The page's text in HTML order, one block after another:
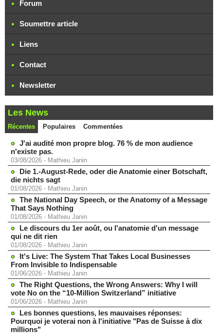
Forum
Soumettre article
Liens
Contact
Newsletter
Les News
Récentes Populaires Commentées
J'ai audité mon propre blog. 76 % de mon audience
n'existe pas.
03/08/2026 - Mathieu Janin
Die 1.-August-Rede, oder die Anatomie einer Botschaft,
die nichts sagt
01/08/2026 - Mathieu Janin
The National Day Speech, or the Anatomy of a Message
That Says Nothing
01/08/2026 - Mathieu Janin
Le discours du 1er août, ou l'anatomie d'un message
qui ne dit rien
01/08/2026 - Mathieu Janin
It's Live: The System That Takes Local Businesses
From Invisible to Indispensable
01/06/2026 - Mathieu Janin
The Right Questions, the Wrong Answers: Why I will
vote No on the “10-Million Switzerland” initiative
01/06/2026 - Mathieu Janin
Les bonnes questions, les mauvaises réponses:
Pourquoi je voterai non à l'initiative "Pas de Suisse à dix
millions"